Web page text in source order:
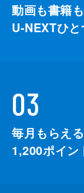
動画も書籍も
U-NEXTひと
03
毎月もらえる
1,200ポイン